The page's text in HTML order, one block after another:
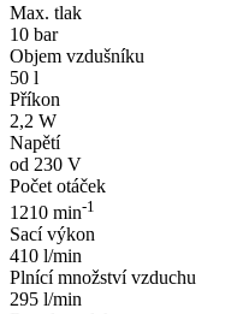
Max. tlak
10 bar
Objem vzdušníku
50 l
Příkon
2,2 W
Napětí
od 230 V
Počet otáček
1210 min-1
Sací výkon
410 l/min
Plnící množství vzduchu
295 l/min